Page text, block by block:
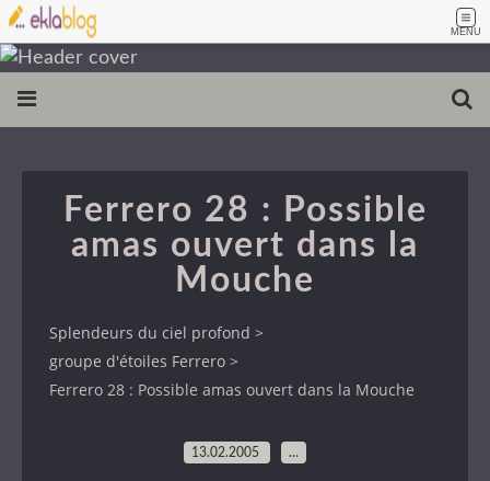
MENU
Ferrero 28 : Possible
amas ouvert dans la
Mouche
Splendeurs du ciel profond >
groupe d'étoiles Ferrero >
Ferrero 28 : Possible amas ouvert dans la Mouche
13.02.2005 …